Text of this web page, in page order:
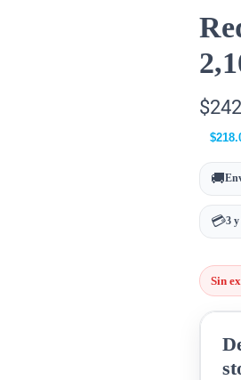
$
$
🚚
💳3 y
Sin